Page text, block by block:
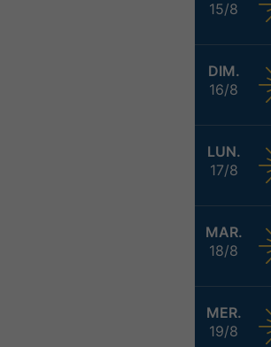
15/8
DIM.
16/8
LUN.
17/8
MAR.
18/8
MER.
19/8